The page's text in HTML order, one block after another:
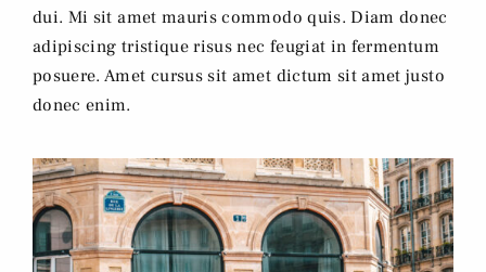
dui. Mi sit amet mauris commodo quis. Diam donec
adipiscing tristique risus nec feugiat in fermentum
posuere. Amet cursus sit amet dictum sit amet justo
donec enim.